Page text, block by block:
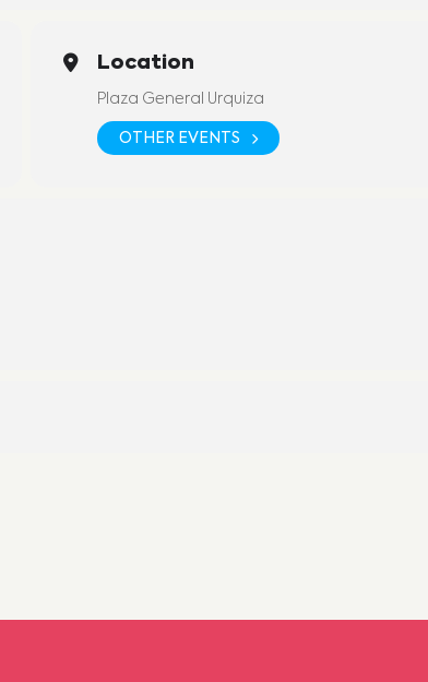
muestras
donde podrás acercar tus materiales reciclables
retazos de tela, telgopor, entre otros; para
Location
Plaza General Urquiza
OTHER EVENTS